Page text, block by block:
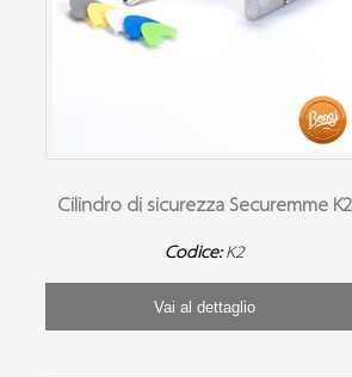
Cilindro di sicurezza Securemme K2
Codice: K2
Vai al dettaglio